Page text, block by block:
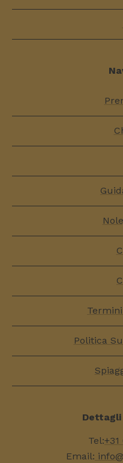
Politica
Tel:+31
Email: